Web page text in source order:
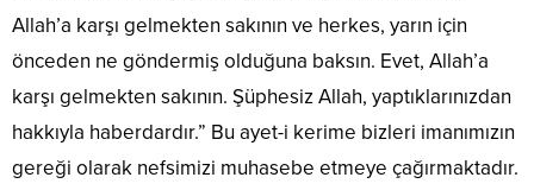
Allah’a karşı gelmekten sakının ve herkes, yarın için
önceden ne göndermiş olduğuna baksın. Evet, Allah’a
karşı gelmekten sakının. Şüphesiz Allah, yaptıklarınızdan
hakkıyla haberdardır.” Bu ayet-i kerime bizleri imanımızın
gereği olarak nefsimizi muhasebe etmeye çağırmaktadır.